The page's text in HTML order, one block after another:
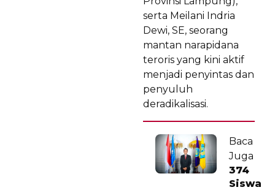
serta Meilani Indria
Dewi, SE, seorang
mantan narapidana
teroris yang kini aktif
menjadi penyintas dan
penyuluh
deradikalisasi.
Baca
Juga
374
Siswa